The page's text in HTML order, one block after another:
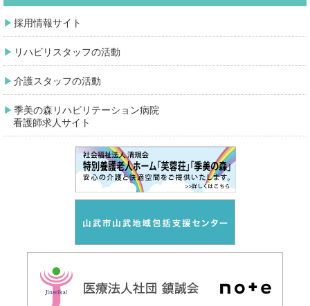
採用情報サイト
リハビリスタッフの活動
介護スタッフの活動
季美の森リハビリテーション病院
看護師求人サイト